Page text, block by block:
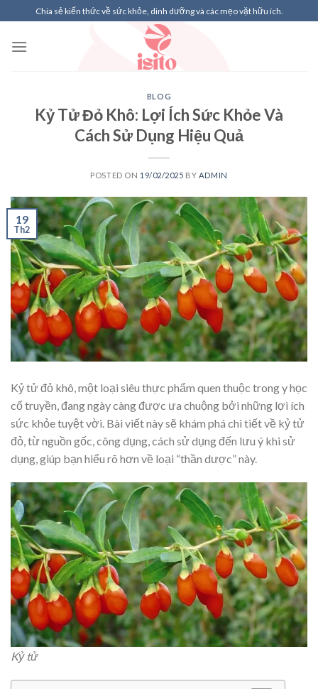
to
content
Chia sẻ kiến thức về sức khỏe, dinh dưỡng và các mẹo vặt hữu ích.
BLOG
Kỷ Tử Đỏ Khô: Lợi Ích Sức Khỏe Và
Cách Sử Dụng Hiệu Quả
POSTED ON 19/02/2025 BY ADMIN
19
Th2
Kỷ tử đỏ khô, một loại siêu thực phẩm quen thuộc trong y học
cổ truyền, đang ngày càng được ưa chuộng bởi những lợi ích
sức khỏe tuyệt vời. Bài viết này sẽ khám phá chi tiết về kỷ tử
đỏ, từ nguồn gốc, công dụng, cách sử dụng đến lưu ý khi sử
dụng, giúp bạn hiểu rõ hơn về loại “thần dược” này.
Kỷ tử